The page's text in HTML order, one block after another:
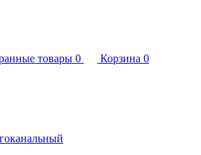
товары 0 Корзина 0